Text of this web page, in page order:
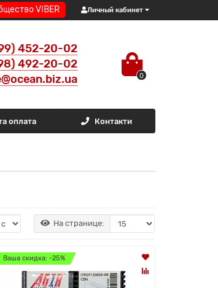
VIBER Личный кабинет
452-20-02
492-20-02
0
оплата Контакти
На странице:
Ваша скидка: -25%